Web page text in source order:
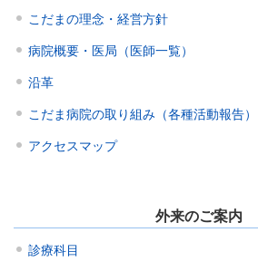
こだまの理念・経営方針
病院概要・医局（医師一覧）
沿革
こだま病院の取り組み（各種活動報告）
アクセスマップ
外来のご案内
診療科目